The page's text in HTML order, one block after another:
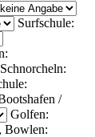
Surfschule:
Schnorcheln:
/
Golfen:
Bowlen: